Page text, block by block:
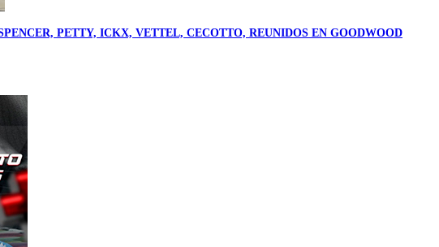
PETTY, ICKX, VETTEL, CECOTTO, REUNIDOS EN GOODWOOD